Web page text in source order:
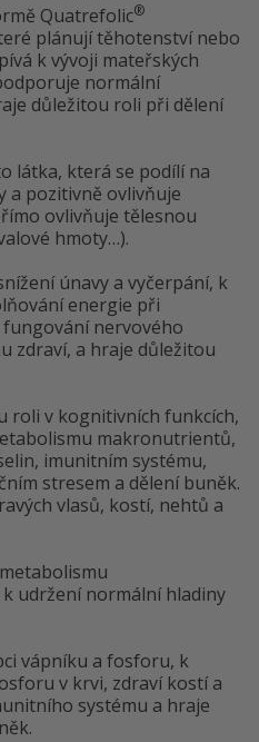
Quatrefolic®
plánují těhotenství nebo
k vývoji mateřských
normální
důležitou roli při dělení
látka, která se podílí na
a pozitivně ovlivňuje
ovlivňuje tělesnou
hmoty…).
únavy a vyčerpání, k
energie při
nervového
zdraví, a hraje důležitou
roli v kognitivních funkcích,
makronutrientů,
imunitním systému,
stresem a dělení buněk.
vlasů, kostí, nehtů a
udržení normální hladiny
vápníku a fosforu, k
v krvi, zdraví kostí a
systému a hraje